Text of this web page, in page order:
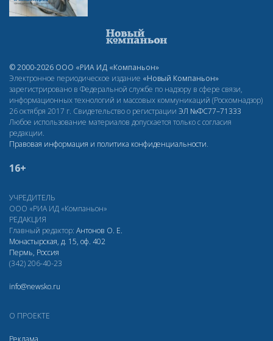
© 2000-2026 ООО «РИА ИД «Компаньон»
Электронное периодическое издание «Новый Компаньон»
зарегистрировано в Федеральной службе по надзору в сфере связи,
информационных технологий и массовых коммуникаций (Роскомнадзор)
26 октября 2017 г. Свидетельство о регистрации ЭЛ №ФС77–71333
Любое использование материалов допускается только с согласия
редакции.
Правовая информация и политика конфиденциальности.
16+
УЧРЕДИТЕЛЬ
ООО «РИА ИД «Компаньон»
РЕДАКЦИЯ
Главный редактор: Антонов О. Е.
Монастырская, д. 15, оф. 402
Пермь, Россия
(342) 206-40-23
info@newsko.ru
О ПРОЕКТЕ
Реклама